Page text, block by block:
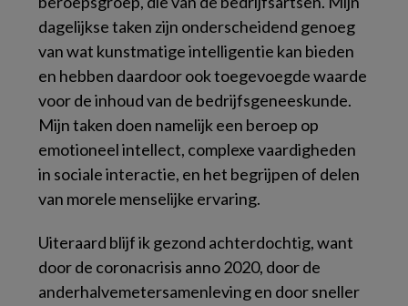
dagelijkse taken zijn onderscheidend genoeg
van wat kunstmatige intelligentie kan bieden
en hebben daardoor ook toegevoegde waarde
voor de inhoud van de bedrijfsgeneeskunde.
Mijn taken doen namelijk een beroep op
emotioneel intellect, complexe vaardigheden
in sociale interactie, en het begrijpen of delen
van morele menselijke ervaring.
Uiteraard blijf ik gezond achterdochtig, want
door de coronacrisis anno 2020, door de
anderhalvemetersamenleving en door sneller